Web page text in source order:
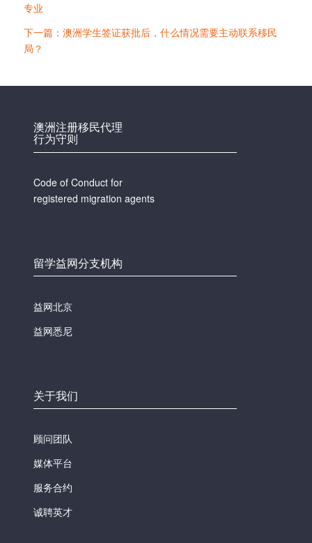
专业
下一篇：澳洲学生签证获批后，什么情况需要主动联系移民
局？
澳洲注册移民代理
行为守则
Code of Conduct for
registered migration agents
留学益网分支机构
益网北京
益网悉尼
关于我们
顾问团队
媒体平台
服务合约
诚聘英才